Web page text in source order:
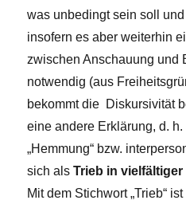
was unbedingt sein soll
insofern es aber weiterhin
zwischen Anschauung und
notwendig (aus
bekommt die Diskursivität
eine andere Erklärung, d.
„Hemmung“ bzw.
sich alsTrieb in
Mit dem Stichwort „Trieb“